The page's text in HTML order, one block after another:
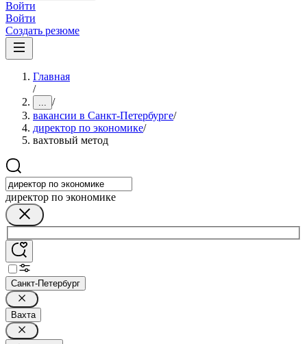
Войти
Войти
Создать резюме
Главная
/
... /
вакансии в Санкт-Петербурге/
директор по экономике/
вахтовый метод
директор по экономике
Санкт-Петербург
Вахта